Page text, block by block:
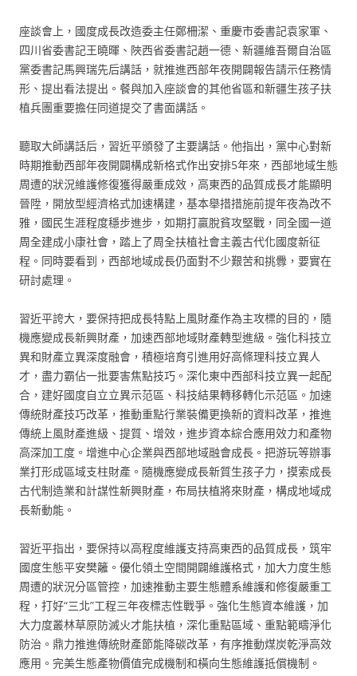
座談會上，國度成長改造委主任鄭柵潔、重慶市委書記袁家軍、
四川省委書記王曉暉、陜西省委書記趙一德、新疆維吾爾自治區
黨委書記馬興瑞先后講話，就推進西部年夜開闢報告請示任務情
形、提出看法提出。餐與加入座談會的其他省區和新疆生孩子扶
植兵團重要擔任同道提交了書面講話。
聽取大師講話后，習近平頒發了主要講話。他指出，黨中心對新
時期推動西部年夜開闢構成新格式作出安排5年來，西部地域生態
周遭的狀況維護修復獲得嚴重成效，高東西的品質成長才能顯明
晉陞，開放型經濟格式加速構建，基本舉措措施前提年夜為改不
雅，國民生涯程度穩步進步，如期打贏脫貧攻堅戰，同全國一道
周全建成小康社會，踏上了周全扶植社會主義古代化國度新征
程。同時要看到，西部地域成長仍面對不少艱苦和挑釁，要實在
研討處理。
習近平誇大，要保持把成長特點上風財產作為主攻標的目的，隨
機應變成長新興財產，加速西部地域財產轉型進級。強化科技立
異和財產立異深度融會，積極培育引進用好高條理科技立異人
才，盡力霸佔一批要害焦點技巧。深化東中西部科技立異一起配
合，建好國度自立立異示范區、科技結果轉移轉化示范區。加速
傳統財產技巧改革，推動重點行業裝備更換新的資料改革，推進
傳統上風財產進級、提質、增效，進步資本綜合應用效力和產物
高深加工度。增進中心企業與西部地域融會成長。把游玩等辦事
業打形成區域支柱財產。隨機應變成長新質生孩子力，摸索成長
古代制造業和計謀性新興財產，布局扶植將來財產，構成地域成
長新動能。
習近平指出，要保持以高程度維護支持高東西的品質成長，筑牢
國度生態平安樊籬。優化領土空間開闢維護格式，加大力度生態
周遭的狀況分區管控，加速推動主要生態體系維護和修復嚴重工
程，打好“三北”工程三年夜標志性戰爭。強化生態資本維護，加
大力度叢林草原防滅火才能扶植，深化重點區域、重點範疇淨化
防治。鼎力推進傳統財產節能降碳改革，有序推動煤炭乾淨高效
應用。完美生態產物價值完成機制和橫向生態維護抵償機制。